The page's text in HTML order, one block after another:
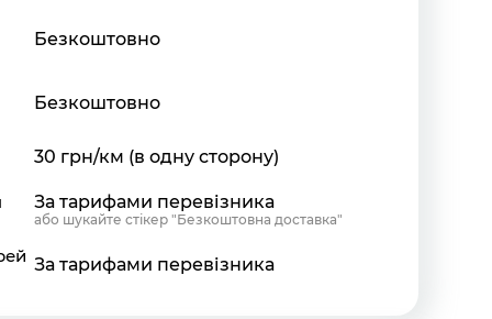
Безкоштовно
Безкоштовно
30 грн/км (в одну сторону)
За тарифами перевізника
або шукайте стікер "Безкоштовна доставка"
За тарифами перевізника